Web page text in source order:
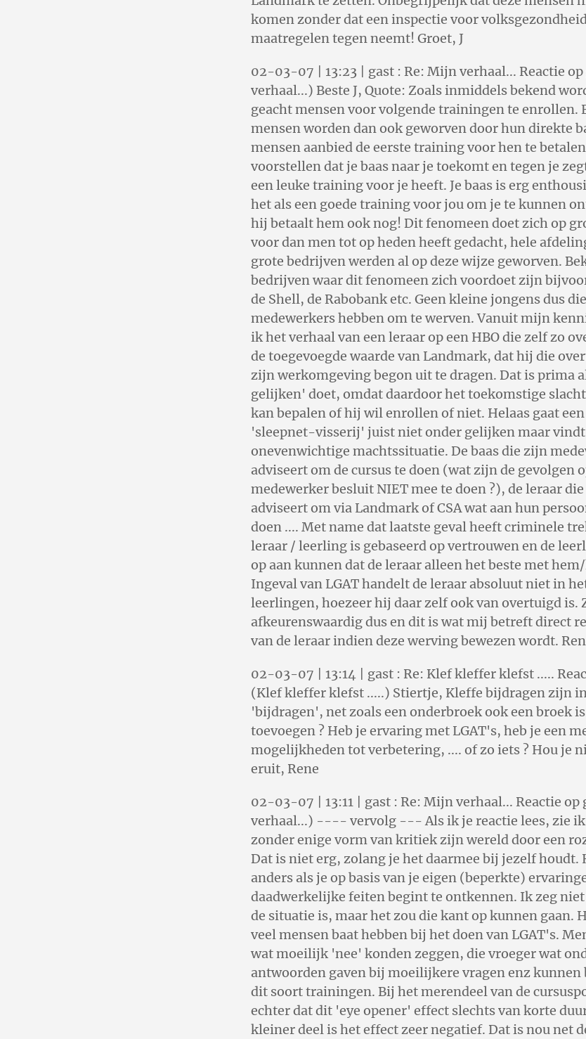
komen zonder dat een inspectie voor
maatregelen tegen neemt! Groet, J
02-03-07 | 13:23 | gast : Re: Mijn verhaal... Reactie
verhaal...) Beste J, Quote: Zoals inmiddels bekend
geacht mensen voor volgende trainingen te enrollen.
mensen worden dan ook geworven door hun direkte
mensen aanbied de eerste training voor hen te
voorstellen dat je baas naar je toekomt en tegen je
een leuke training voor je heeft. Je baas is erg
het als een goede training voor jou om je te kunnen
hij betaalt hem ook nog! Dit fenomeen doet zich op
voor dan men tot op heden heeft gedacht, hele
grote bedrijven werden al op deze wijze geworven.
bedrijven waar dit fenomeen zich voordoet zijn
de Shell, de Rabobank etc. Geen kleine jongens dus
medewerkers hebben om te werven. Vanuit mijn
ik het verhaal van een leraar op een HBO die zelf zo
de toegevoegde waarde van Landmark, dat hij die
zijn werkomgeving begon uit te dragen. Dat is prima
gelijken' doet, omdat daardoor het toekomstige
kan bepalen of hij wil enrollen of niet. Helaas gaat een
'sleepnet-visserij' juist niet onder gelijken maar
onevenwichtige machtssituatie. De baas die zijn
adviseert om de cursus te doen (wat zijn de gevolgen
medewerker besluit NIET mee te doen ?), de leraar
adviseert om via Landmark of CSA wat aan hun
doen .... Met name dat laatste geval heeft criminele
leraar / leerling is gebaseerd op vertrouwen en de
op aan kunnen dat de leraar alleen het beste met
Ingeval van LGAT handelt de leraar absoluut niet in
leerlingen, hoezeer hij daar zelf ook van overtuigd is.
afkeurenswaardig dus en dit is wat mij betreft direct
van de leraar indien deze werving bewezen wordt.
02-03-07 | 13:14 | gast : Re: Klef kleffer klefst .....
(Klef kleffer klefst .....) Stiertje, Kleffe bijdragen zijn
'bijdragen', net zoals een onderbroek ook een broek
toevoegen ? Heb je ervaring met LGAT's, heb je een
mogelijkheden tot verbetering, .... of zo iets ? Hou je
eruit, Rene
02-03-07 | 13:11 | gast : Re: Mijn verhaal... Reactie op
verhaal...) ---- vervolg --- Als ik je reactie lees, zie ik
zonder enige vorm van kritiek zijn wereld door een
Dat is niet erg, zolang je het daarmee bij jezelf houdt.
anders als je op basis van je eigen (beperkte)
daadwerkelijke feiten begint te ontkennen. Ik zeg
de situatie is, maar het zou die kant op kunnen gaan.
veel mensen baat hebben bij het doen van LGAT's.
wat moeilijk 'nee' konden zeggen, die vroeger wat
antwoorden gaven bij moeilijkere vragen enz kunnen
dit soort trainingen. Bij het merendeel van de
echter dat dit 'eye opener' effect slechts van korte
kleiner deel is het effect zeer negatief. Dat is nou net